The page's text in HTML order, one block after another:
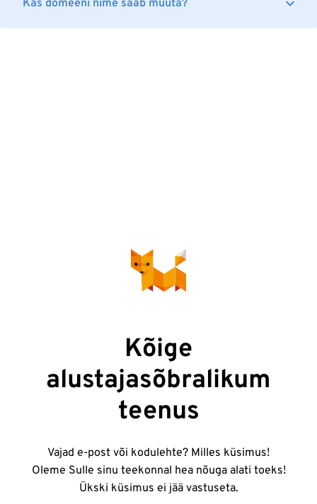
Kas domeeni nime saab muuta?
Kõige
alustajasõbralikum
teenus
Vajad e-post või kodulehte? Milles küsimus!
Oleme Sulle sinu teekonnal hea nõuga alati toeks!
Ükski küsimus ei jää vastuseta.